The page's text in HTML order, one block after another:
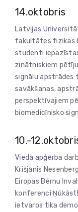
14.oktobris
Latvijas
fakultātes fizikas
studenti
zinātniskiem
signālu apstrādes
savākšanas,
perspektīvajiem
biomedicīnisko
10.-
Viedā apģērba
Krišjānis
Eiropas Bērnu
konferenci
ietvaros tika